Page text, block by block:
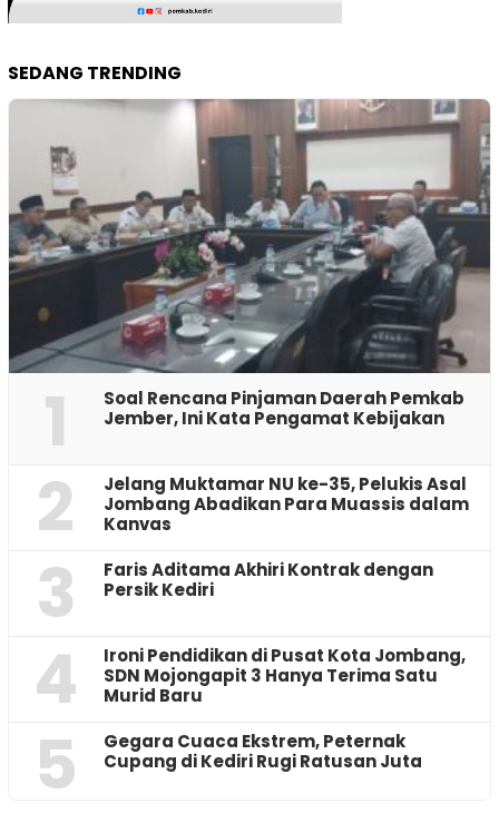
SEDANG TRENDING
1
‎Soal Rencana Pinjaman Daerah Pemkab
Jember, Ini Kata Pengamat Kebijakan ‎
2
Jelang Muktamar NU ke-35, Pelukis Asal
Jombang Abadikan Para Muassis dalam
Kanvas
3
Faris Aditama Akhiri Kontrak dengan
Persik Kediri
4
Ironi Pendidikan di Pusat Kota Jombang,
SDN Mojongapit 3 Hanya Terima Satu
Murid Baru
5
‎Gegara Cuaca Ekstrem, Peternak
Cupang di Kediri Rugi Ratusan Juta